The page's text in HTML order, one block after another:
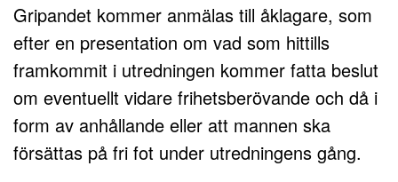
Gripandet kommer anmälas till åklagare, som
efter en presentation om vad som hittills
framkommit i utredningen kommer fatta beslut
om eventuellt vidare frihetsberövande och då i
form av anhållande eller att mannen ska
försättas på fri fot under utredningens gång.